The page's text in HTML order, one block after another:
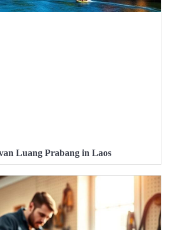
Luang Prabang in Laos